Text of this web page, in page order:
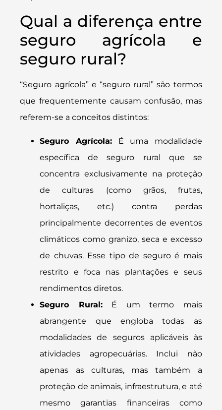
Qual a diferença entre
seguro agrícola e
seguro rural?
“Seguro agrícola” e “seguro rural” são termos
que frequentemente causam confusão, mas
referem-se a conceitos distintos:
Seguro Agrícola:É uma modalidade
específica de seguro rural que se
concentra exclusivamente na proteção
de culturas (como grãos, frutas,
hortaliças, etc.) contra perdas
principalmente decorrentes de eventos
climáticos como granizo, seca e excesso
de chuvas. Esse tipo de seguro é mais
restrito e foca nas plantações e seus
rendimentos diretos.
Seguro Rural:É um termo mais
abrangente que engloba todas as
modalidades de seguros aplicáveis às
atividades agropecuárias. Inclui não
apenas as culturas, mas também a
proteção de animais, infraestrutura, e até
mesmo garantias financeiras como